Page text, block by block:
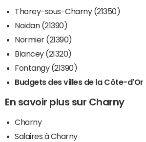
Thorey-sous-Charny (21350)
Noidan (21390)
Normier (21390)
Blancey (21320)
Fontangy (21390)
Budgets des villes de la Côte-d'Or
En savoir plus sur Charny
Charny
Salaires à Charny